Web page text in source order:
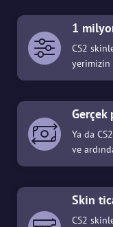
1
CS2
yerimizin
Gerçek
Ya da
ve
Skin
CS2